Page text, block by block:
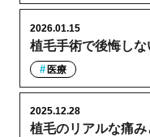
植毛手術で後悔し
2026.01.15
医療
植毛のリアルな痛
2025.12.28